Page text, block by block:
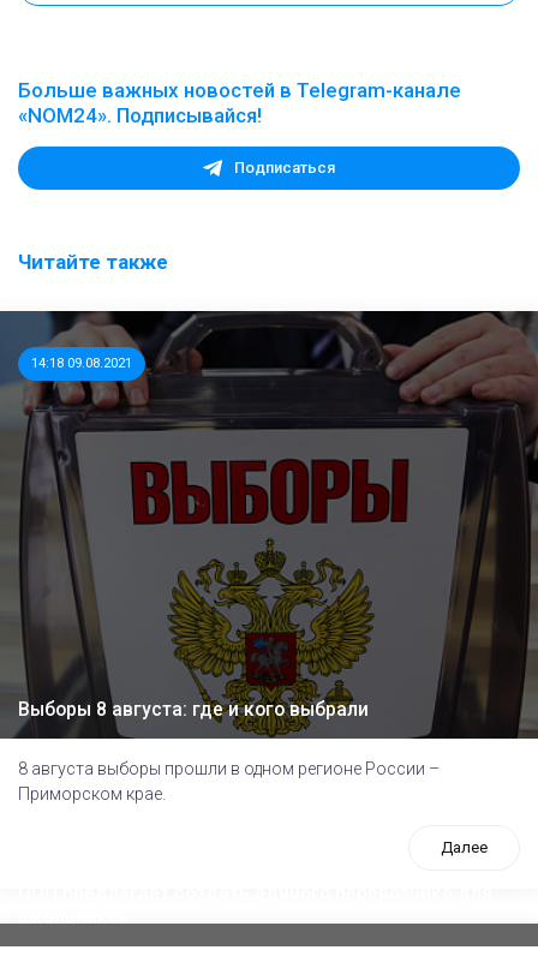
Больше важных новостей в Telegram-канале
«NOM24». Подписывайся!
Подписаться
Читайте также
14:18 09.08.2021
Выборы 8 августа: где и кого выбрали
8 августа выборы прошли в одном регионе России –
Приморском крае.
Далее